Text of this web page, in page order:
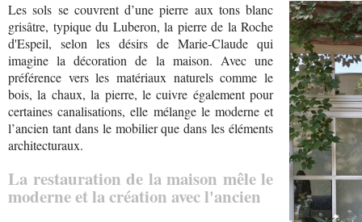
Les sols se couvrent d’une pierre aux tons blanc
grisâtre, typique du Luberon, la pierre de la Roche
d'Espeil, selon les désirs de Marie-Claude qui
imagine la décoration de la maison. Avec une
préférence vers les matériaux naturels comme le
bois, la chaux, la pierre, le cuivre également pour
certaines canalisations, elle mélange le moderne et
l’ancien tant dans le mobilier que dans les éléments
architecturaux.
La restauration de la maison mêle le
moderne et la création avec l'ancien